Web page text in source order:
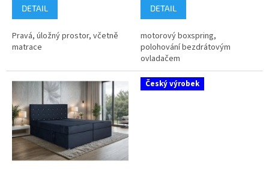
5
hvězdiček.
DETAIL
Pravá, úložný prostor, včetně
matrace
5
hvězdiček.
DETAIL
motorový boxspring,
polohování bezdrátovým
ovladačem
Český výrobek